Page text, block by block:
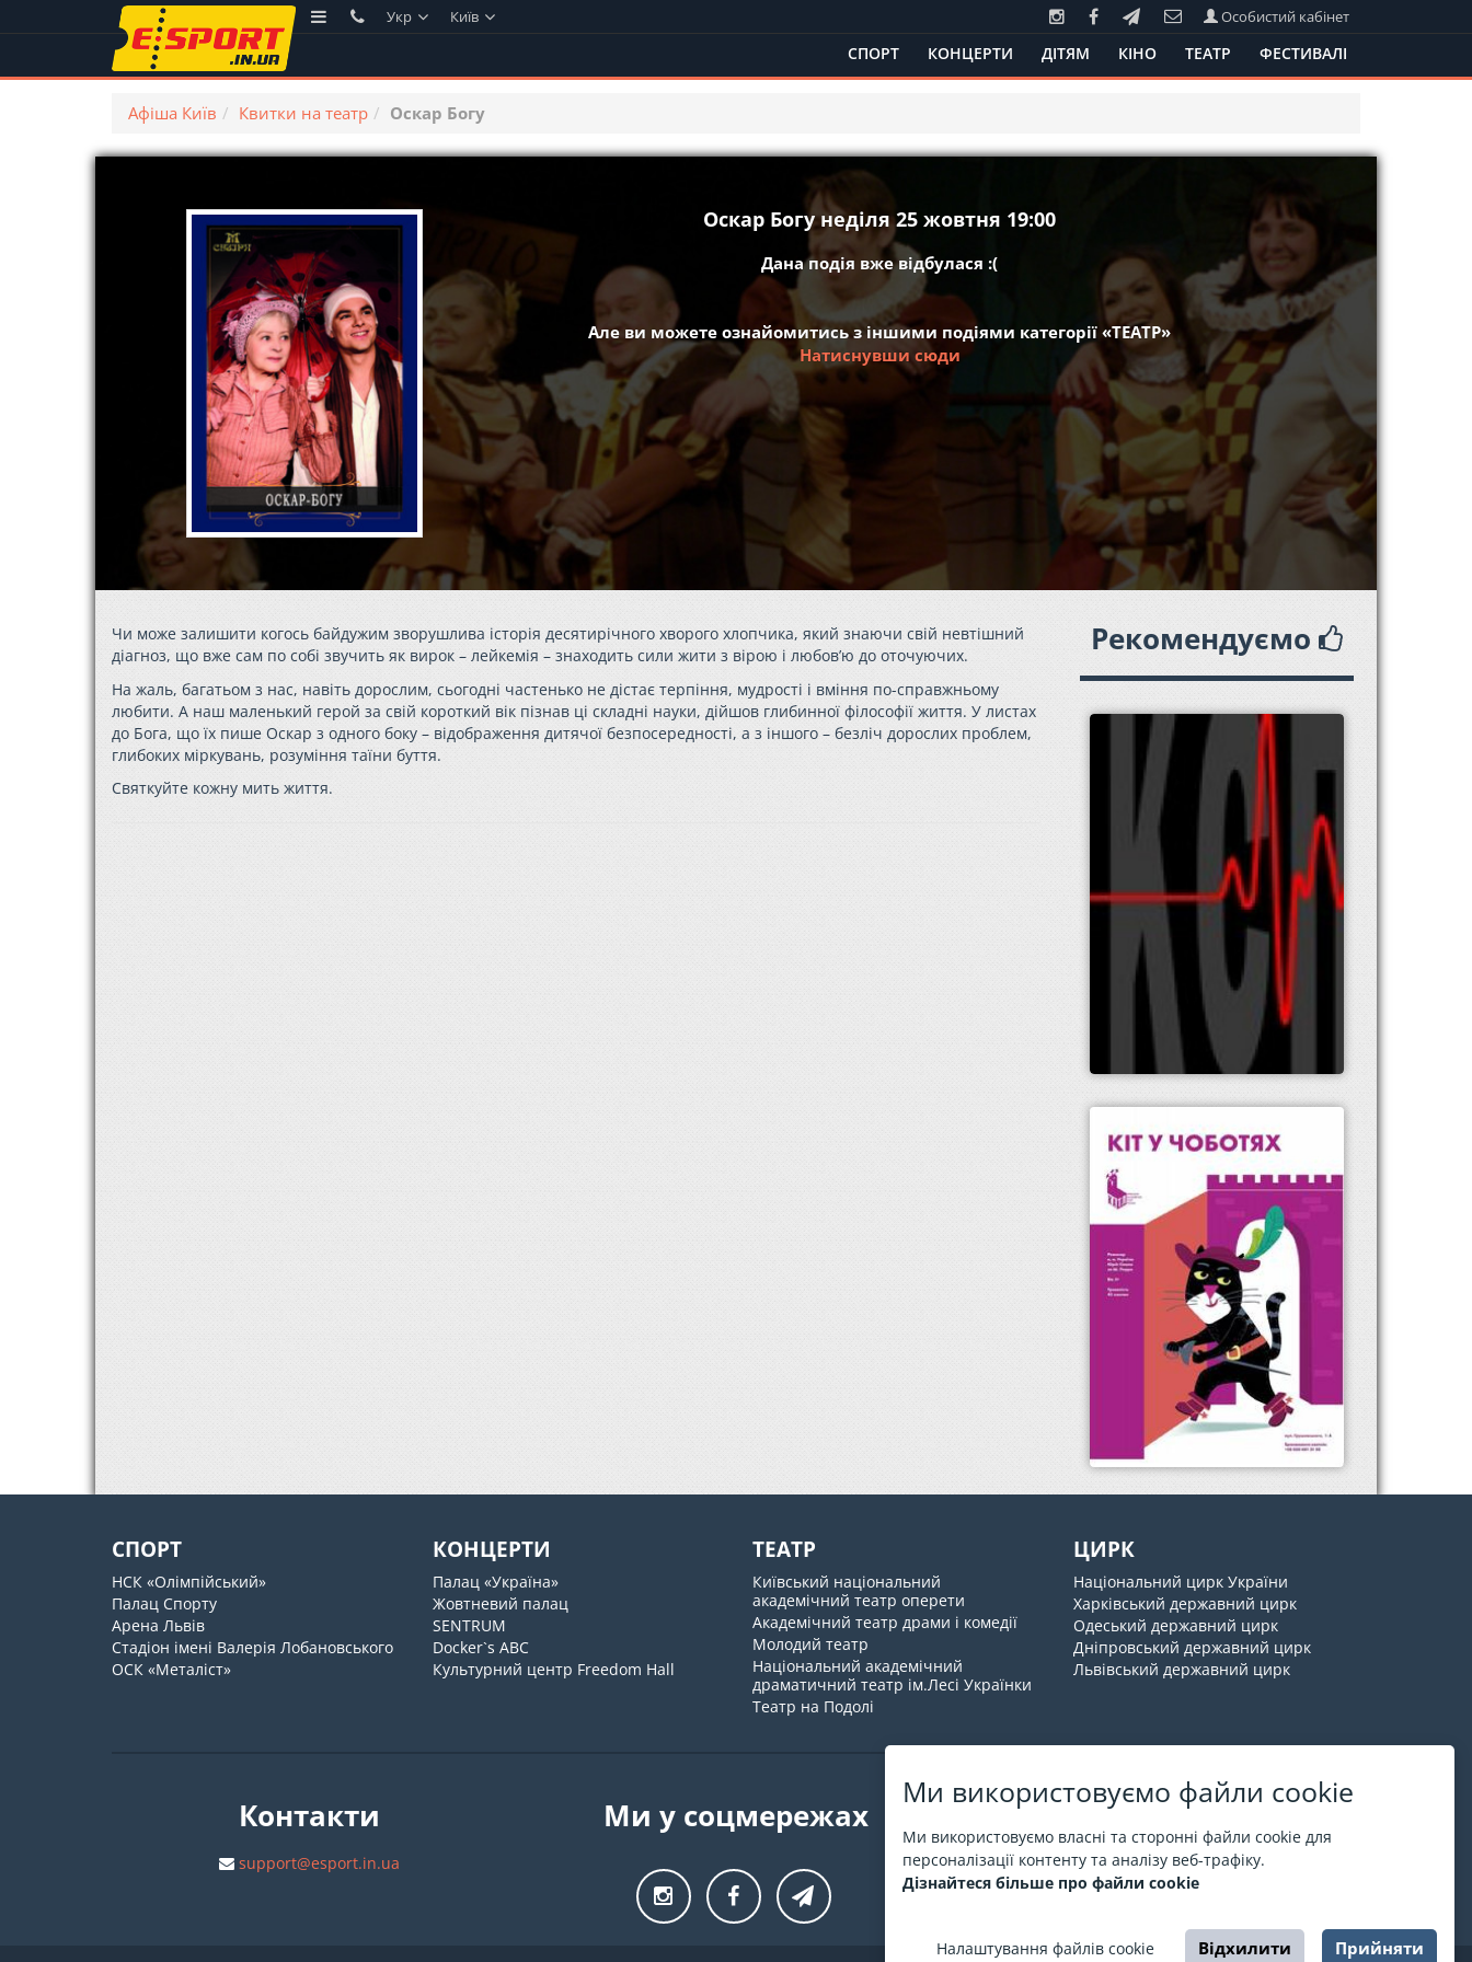
Ми використовуємо файли cookie
Ми використовуємо власні та сторонні файли cookie для
персоналізації контенту та аналізу веб-трафіку.
Дізнайтеся більше про файли cookie
Налаштування файлів cookie Відхилити Прийняти
Укр Київ Особистий кабінет
СПОРТ КОНЦЕРТИ ДІТЯМ КІНО ТЕАТР ФЕСТИВАЛІ
Афіша Київ Квитки на театр Оскар Богу
Оскар Богу неділя 25 жовтня 19:00
Дана подія вже відбулася :(
Але ви можете ознайомитись з іншими подіями категорії «ТЕАТР»
Натиснувши сюди
Чи може залишити когось байдужим зворушлива історія десятирічного хворого хлопчика, який знаючи свій невтішний
діагноз, що вже сам по собі звучить як вирок – лейкемія – знаходить сили жити з вірою і любов’ю до оточуючих.
На жаль, багатьом з нас, навіть дорослим, сьогодні частенько не дістає терпіння, мудрості і вміння по-справжньому
любити. А наш маленький герой за свій короткий вік пізнав ці складні науки, дійшов глибинної філософії життя. У листах
до Бога, що їх пише Оскар з одного боку – відображення дитячої безпосередності, а з іншого – безліч дорослих проблем,
глибоких міркувань, розуміння таїни буття.
Святкуйте кожну мить життя.
Рекомендуємо
СПОРТ
НСК «Олімпійський»
Палац Спорту
Арена Львів
Стадіон імені Валерія Лобановського
ОСК «Металіст»
КОНЦЕРТИ
Палац «Україна»
Жовтневий палац
SENTRUM
Docker`s ABC
Культурний центр Freedom Hall
ТЕАТР
Київський національний
академічний театр оперети
Академічний театр драми і комедії
Молодий театр
Національний академічний
драматичний театр ім.Лесі Українки
Театр на Подолі
ЦИРК
Національний цирк України
Харківський державний цирк
Одеський державний цирк
Дніпровський державний цирк
Львівський державний цирк
Контакти
support@esport.in.ua
Ми у соцмережах Про ESPORT.in.ua
На ESPORT.in.ua представлена афіша Києва та
інших міст України. Всі квитки продаються